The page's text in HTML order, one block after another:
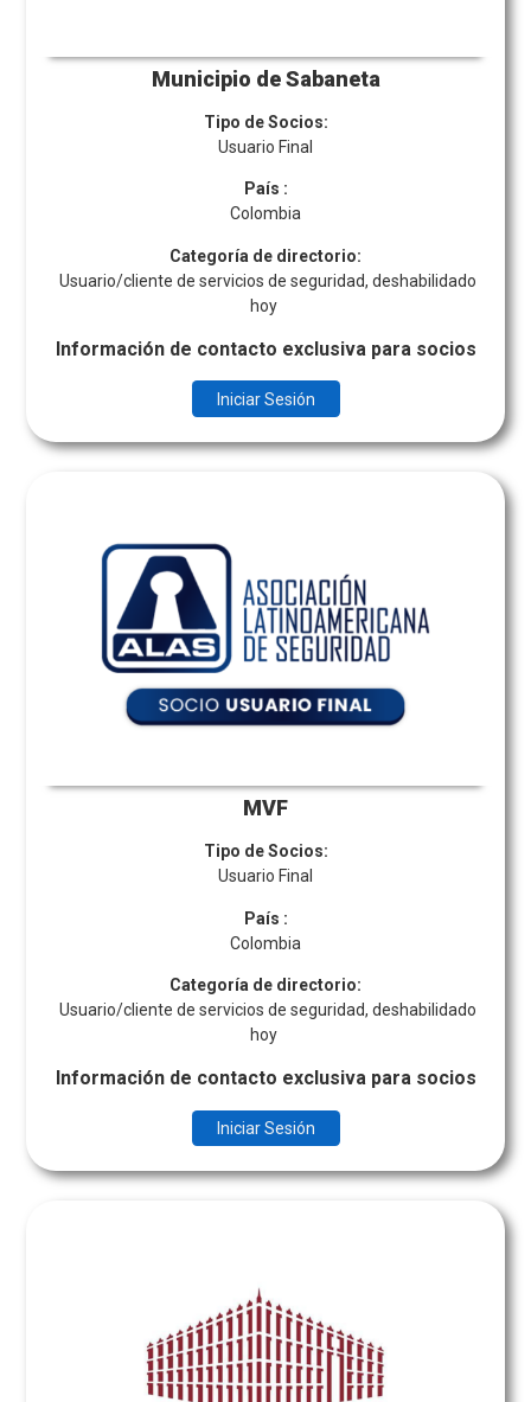
Municipio de Sabaneta
Tipo de Socios:
Usuario Final
País :
Colombia
Categoría de directorio:
Usuario/cliente de servicios de seguridad, deshabilidado
hoy
Información de contacto exclusiva para socios
Iniciar Sesión
MVF
Tipo de Socios:
Usuario Final
País :
Colombia
Categoría de directorio:
Usuario/cliente de servicios de seguridad, deshabilidado
hoy
Información de contacto exclusiva para socios
Iniciar Sesión